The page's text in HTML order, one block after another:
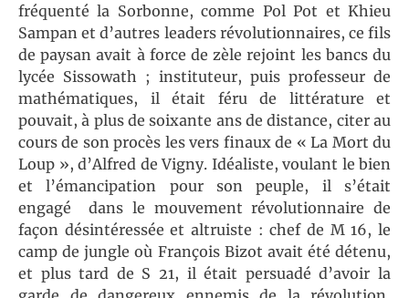
fréquenté la Sorbonne, comme Pol Pot et Khieu
Sampan et d’autres leaders révolutionnaires, ce fils
de paysan avait à force de zèle rejoint les bancs du
lycée Sissowath ; instituteur, puis professeur de
mathématiques, il était féru de littérature et
pouvait, à plus de soixante ans de distance, citer au
cours de son procès les vers finaux de « La Mort du
Loup », d’Alfred de Vigny. Idéaliste, voulant le bien
et l’émancipation pour son peuple, il s’était
engagé dans le mouvement révolutionnaire de
façon désintéressée et altruiste : chef de M 16, le
camp de jungle où François Bizot avait été détenu,
et plus tard de S 21, il était persuadé d’avoir la